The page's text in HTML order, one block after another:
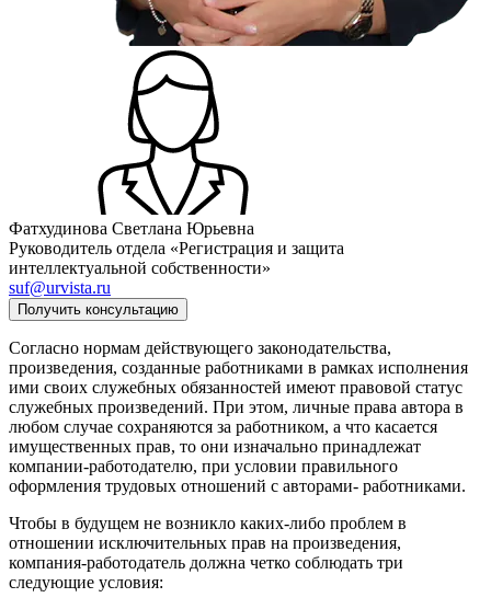
Фатхудинова Светлана Юрьевна
Руководитель отдела «Регистрация и защита
интеллектуальной собственности»
suf@urvista.ru
Получить консультацию
Согласно нормам действующего законодательства,
произведения, созданные работниками в рамках исполнения
ими своих служебных обязанностей имеют правовой статус
служебных произведений. При этом, личные права автора в
любом случае сохраняются за работником, а что касается
имущественных прав, то они изначально принадлежат
компании-работодателю, при условии правильного
оформления трудовых отношений с авторами- работниками.
Чтобы в будущем не возникло каких-либо проблем в
отношении исключительных прав на произведения,
компания-работодатель должна четко соблюдать три
следующие условия: